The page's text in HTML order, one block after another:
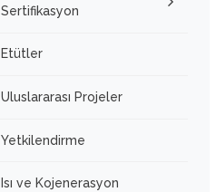
Sertifikasyon
Etütler
Uluslararası Projeler
Yetkilendirme
Isı ve Kojenerasyon